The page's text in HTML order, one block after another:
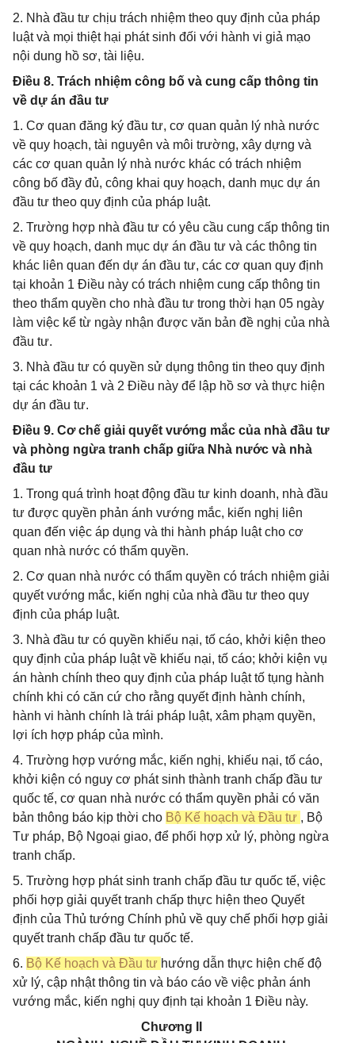
2. Nhà đầu tư chịu trách nhiệm theo quy định của pháp
luật và mọi thiệt hại phát sinh đối với hành vi giả mạo
nội dung hồ sơ, tài liệu.
Điều 8. Trách nhiệm công bố và cung cấp thông tin
về dự án đầu tư
1. Cơ quan đăng ký đầu tư, cơ quan quản lý nhà nước
về quy hoạch, tài nguyên và môi trường, xây dựng và
các cơ quan quản lý nhà nước khác có trách nhiệm
công bố đầy đủ, công khai quy hoạch, danh mục dự án
đầu tư theo quy định của pháp luật.
2. Trường hợp nhà đầu tư có yêu cầu cung cấp thông tin
về quy hoạch, danh mục dự án đầu tư và các thông tin
khác liên quan đến dự án đầu tư, các cơ quan quy định
tại khoản 1 Điều này có trách nhiệm cung cấp thông tin
theo thẩm quyền cho nhà đầu tư trong thời hạn 05 ngày
làm việc kể từ ngày nhận được văn bản đề nghị của nhà
đầu tư.
3. Nhà đầu tư có quyền sử dụng thông tin theo quy định
tại các khoản 1 và 2 Điều này để lập hồ sơ và thực hiện
dự án đầu tư.
Điều 9. Cơ chế giải quyết vướng mắc của nhà đầu tư
và phòng ngừa tranh chấp giữa Nhà nước và nhà
đầu tư
1. Trong quá trình hoạt động đầu tư kinh doanh, nhà đầu
tư được quyền phản ánh vướng mắc, kiến nghị liên
quan đến việc áp dụng và thi hành pháp luật cho cơ
quan nhà nước có thẩm quyền.
2. Cơ quan nhà nước có thẩm quyền có trách nhiệm giải
quyết vướng mắc, kiến nghị của nhà đầu tư theo quy
định của pháp luật.
3. Nhà đầu tư có quyền khiếu nại, tố cáo, khởi kiện theo
quy định của pháp luật về khiếu nại, tố cáo; khởi kiện vụ
án hành chính theo quy định của pháp luật tố tụng hành
chính khi có căn cứ cho rằng quyết định hành chính,
hành vi hành chính là trái pháp luật, xâm phạm quyền,
lợi ích hợp pháp của mình.
4. Trường hợp vướng mắc, kiến nghị, khiếu nại, tố cáo,
khởi kiện có nguy cơ phát sinh thành tranh chấp đầu tư
quốc tế, cơ quan nhà nước có thẩm quyền phải có văn
bản thông báo kịp thời cho Bộ Kế hoạch và Đầu tư , Bộ
Tư pháp, Bộ Ngoại giao, để phối hợp xử lý, phòng ngừa
tranh chấp.
5. Trường hợp phát sinh tranh chấp đầu tư quốc tế, việc
phối hợp giải quyết tranh chấp thực hiện theo Quyết
định của Thủ tướng Chính phủ về quy chế phối hợp giải
quyết tranh chấp đầu tư quốc tế.
6. Bộ Kế hoạch và Đầu tư hướng dẫn thực hiện chế độ
xử lý, cập nhật thông tin và báo cáo về việc phản ánh
vướng mắc, kiến nghị quy định tại khoản 1 Điều này.
Chương II